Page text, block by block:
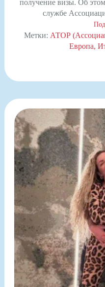
получение визы. Об
службе
Метки: АТОР
Европа